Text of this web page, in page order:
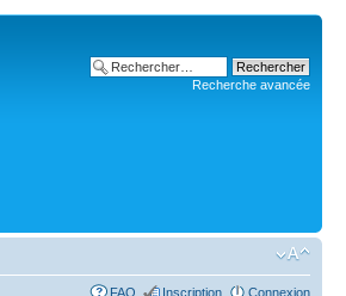
Recherche avancée
FAQ Inscription Connexion